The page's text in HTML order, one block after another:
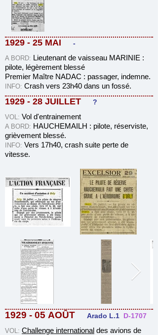
1929 - 25 MAI -
A BORD: Lieutenant de vaisseau MARINIE :
pilote, légèrement blessé
Premier Maître NADAC : passager, indemne.
INFO: Crash vers 23h40 dans un fossé.
1929 - 28 JUILLET ?
VOL: Vol d'entrainement
A BORD: HAUCHEMAILH : pilote, réserviste,
grièvement blessé.
INFO: Vers 17h40, crash suite perte de
vitesse.
1929 - 05 AOÛT Arado L.1 D-1707
VOL: Challenge international des avions de